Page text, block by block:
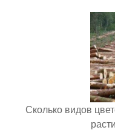
Сколько видов